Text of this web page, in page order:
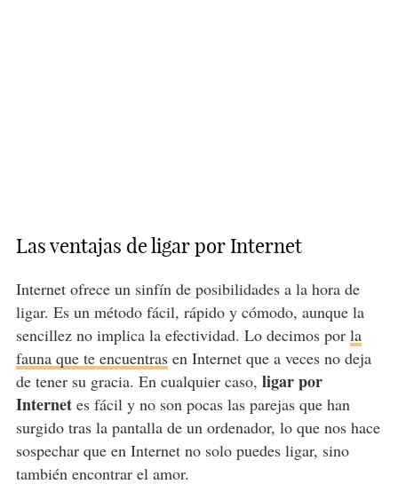
Las ventajas de ligar por Internet
Internet ofrece un sinfín de posibilidades a la hora de
ligar. Es un método fácil, rápido y cómodo, aunque la
sencillez no implica la efectividad. Lo decimos por la
fauna que te encuentrasen Internet que a veces no deja
de tener su gracia. En cualquier caso, ligar por
Internetes fácil y no son pocas las parejas que han
surgido tras la pantalla de un ordenador, lo que nos hace
sospechar que en Internet no solo puedes ligar, sino
también encontrar el amor.